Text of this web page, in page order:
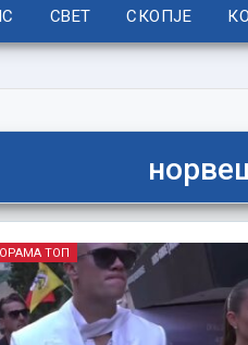
СВЕТ СКОПЈЕ
ТОП